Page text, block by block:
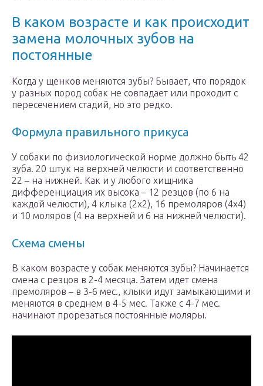
В каком возрасте и как происходит
замена молочных зубов на
постоянные
Когда у щенков меняются зубы? Бывает, что порядок
у разных пород собак не совпадает или проходит с
пересечением стадий, но это редко.
Формула правильного прикуса
У собаки по физиологической норме должно быть 42
зуба. 20 штук на верхней челюсти и соответственно
22 – на нижней. Как и у любого хищника
дифференциация их высока – 12 резцов (по 6 на
каждой челюсти), 4 клыка (2х2), 16 премоляров (4х4)
и 10 моляров (4 на верхней и 6 на нижней челюсти).
Схема смены
В каком возрасте у собак меняются зубы? Начинается
смена с резцов в 2-4 месяца. Затем идет смена
премоляров – в 3-6 мес., клыки идут замыкающими и
меняются в среднем в 4-5 мес. Также с 4-7 мес.
начинают прорезаться постоянные моляры.